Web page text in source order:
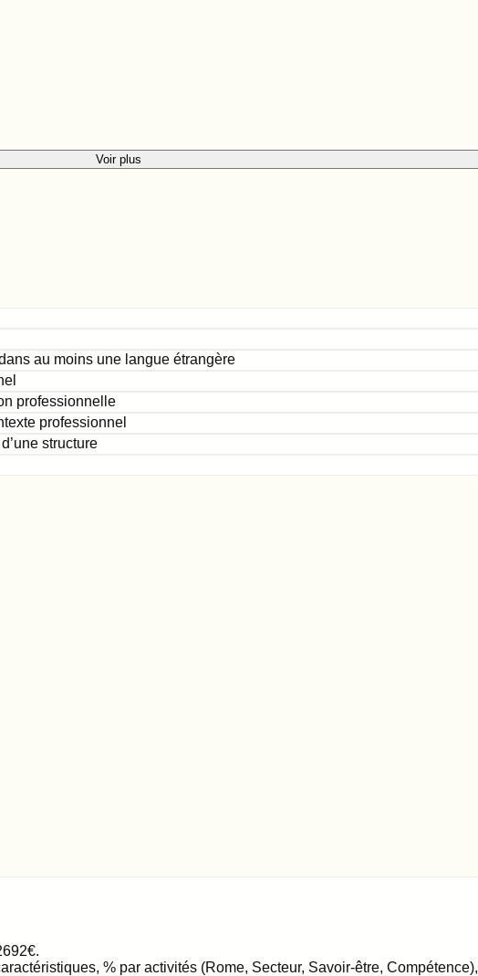
Voir plus
au moins une langue étrangère
professionnelle
professionnel
structure
€.
% par activités (Rome, Secteur, Savoir-être, Compétence),